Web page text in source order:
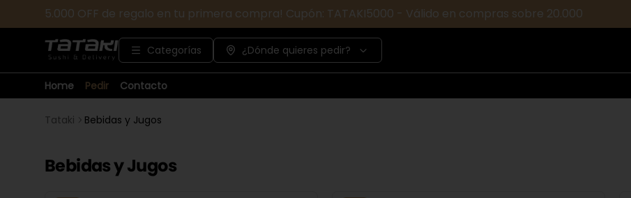
5.000 OFF de regalo en tu primera compra! Cupón: TATAKI5000 - Válido en compras sobre 20.000
Categorías ¿Dónde quieres pedir?
Home Pedir Contacto
Tataki Bebidas y Jugos
Bebidas y Jugos